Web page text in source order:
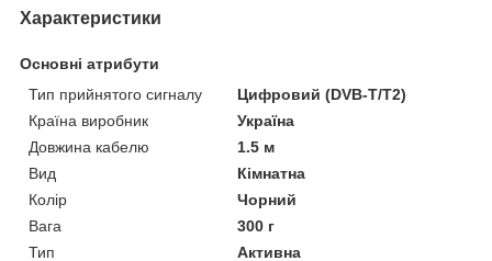
Характеристики
Основні атрибути
Тип прийнятого сигналу
Цифровий (DVB-T/T2)
Країна виробник
Україна
Довжина кабелю
1.5 м
Вид
Кімнатна
Колір
Чорний
Вага
300 г
Тип
Активна